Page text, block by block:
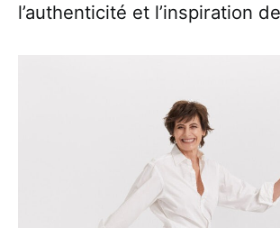
l’authenticité et l’inspiration